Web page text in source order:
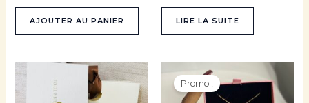
AJOUTER AU PANIER LIRE LA SUITE
Promo !
Le
prix
initial
était :
prix
actuel
est :